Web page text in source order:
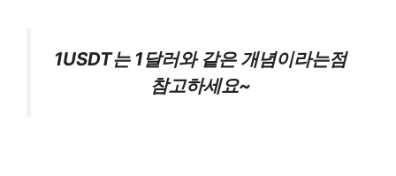
1USDT는 1달러와 같은 개념이라는점
참고하세요~